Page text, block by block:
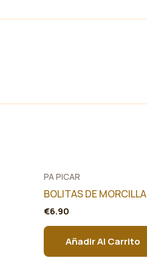
PA PICAR
BOLITAS DE MORCILLA
€6.90
Añadir Al Carrito